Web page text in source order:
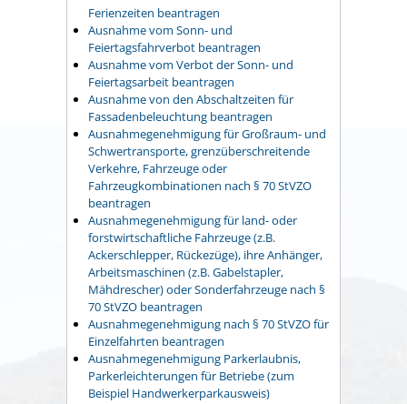
Ferienzeiten beantragen
Ausnahme vom Sonn- und
Feiertagsfahrverbot beantragen
Ausnahme vom Verbot der Sonn- und
Feiertagsarbeit beantragen
Ausnahme von den Abschaltzeiten für
Fassadenbeleuchtung beantragen
Ausnahmegenehmigung für Großraum- und
Schwertransporte, grenzüberschreitende
Verkehre, Fahrzeuge oder
Fahrzeugkombinationen nach § 70 StVZO
beantragen
Ausnahmegenehmigung für land- oder
forstwirtschaftliche Fahrzeuge (z.B.
Ackerschlepper, Rückezüge), ihre Anhänger,
Arbeitsmaschinen (z.B. Gabelstapler,
Mähdrescher) oder Sonderfahrzeuge nach §
70 StVZO beantragen
Ausnahmegenehmigung nach § 70 StVZO für
Einzelfahrten beantragen
Ausnahmegenehmigung Parkerlaubnis,
Parkerleichterungen für Betriebe (zum
Beispiel Handwerkerparkausweis)